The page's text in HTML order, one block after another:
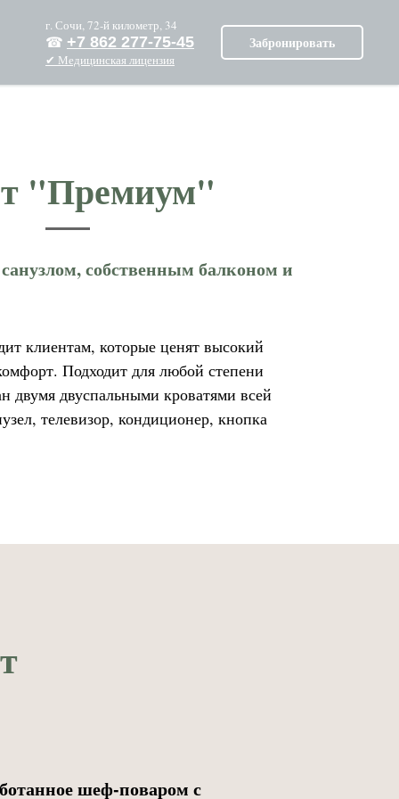
г. Сочи, 72-й километр, 34
☎︎ +7 862 277-75-45
✔︎ Медицинская лицензия
Забронировать
"Премиум"
собственным балконом и
клиентам, которые ценят высокий
Подходит для любой степени
двумя двуспальными кроватями всей
телевизор, кондиционер, кнопка
шеф-поваром с